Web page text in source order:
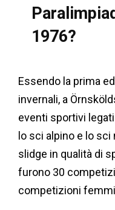
1976?
Essendo la prima
invernali, a
eventi sportivi
lo sci alpino e lo sci
slidge in qualità di
furono 30
competizioni